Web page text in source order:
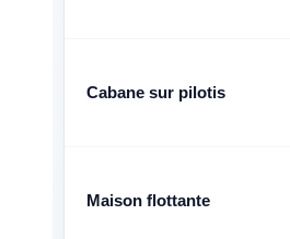
Cabane sur pilotis
Maison flottante